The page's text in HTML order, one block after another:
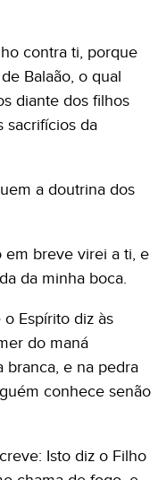
contra ti, porque
Balaão, o qual
diante dos filhos
sacrifícios da
a doutrina dos
em breve virei a ti, e
da minha boca.
Espírito diz às
do maná
branca, e na pedra
conhece senão
Isto diz o Filho